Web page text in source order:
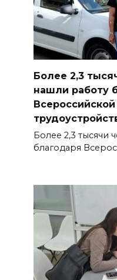
Более 2,3
нашли работу
Более 2,3 тысячи
благодаря